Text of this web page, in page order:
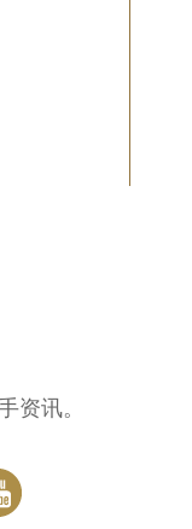
资讯。